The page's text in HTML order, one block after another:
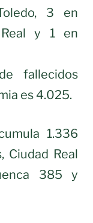
3 en
y 1 en
fallecidos
es 4.025.
1.336
Ciudad Real
385 y